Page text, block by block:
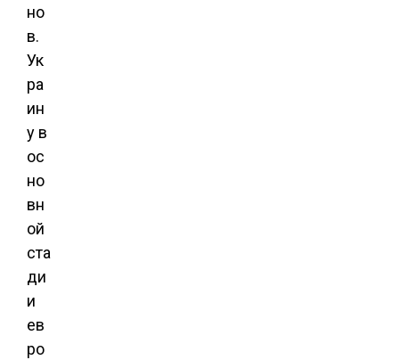
но
в.
Ук
ра
ин
у в
ос
но
вн
ой
ста
ди
и
ев
ро